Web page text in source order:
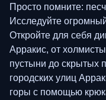
Просто помните:
Исследуйте
Откройте для себя
Арракис, от
пустыни до
городских улиц
горы с помощью